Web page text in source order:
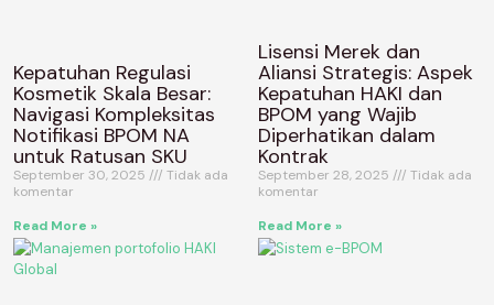
Kepatuhan Regulasi
Kosmetik Skala Besar:
Navigasi Kompleksitas
Notifikasi BPOM NA
untuk Ratusan SKU
September 30, 2025
Tidak ada
komentar
Read More »
Lisensi Merek dan
Aliansi Strategis: Aspek
Kepatuhan HAKI dan
BPOM yang Wajib
Diperhatikan dalam
Kontrak
September 28, 2025
Tidak ada
komentar
Read More »